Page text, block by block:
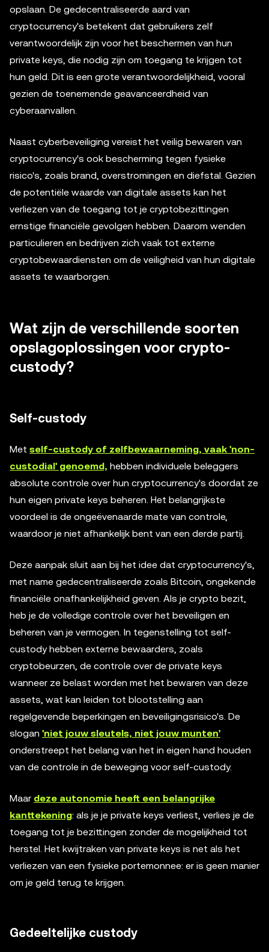
opslaan. De gedecentraliseerde aard van
cryptocurrency's betekent dat gebruikers zelf
verantwoordelijk zijn voor het beschermen van hun
private keys, die nodig zijn om toegang te krijgen tot
hun geld. Dit is een grote verantwoordelijkheid, vooral
gezien de toenemende geavanceerdheid van
cyberaanvallen.
Naast cyberbeveiliging vereist het veilig bewaren van
cryptocurrency's ook bescherming tegen fysieke
risico's, zoals brand, overstromingen en diefstal. Gezien
de potentiële waarde van digitale assets kan het
verliezen van de toegang tot je cryptobezittingen
ernstige financiële gevolgen hebben. Daarom wenden
particulieren en bedrijven zich vaak tot externe
cryptobewaardiensten om de veiligheid van hun digitale
assets te waarborgen.
Wat zijn de verschillende soorten
opslagoplossingen voor crypto-
custody?
Self-custody
Met self-custody of zelfbewaarneming, vaak 'non-
custodial' genoemd, hebben individuele beleggers
absolute controle over hun cryptocurrency's doordat ze
hun eigen private keys beheren. Het belangrijkste
voordeel is de ongeëvenaarde mate van controle,
waardoor je niet afhankelijk bent van een derde partij.
Deze aanpak sluit aan bij het idee dat cryptocurrency's,
met name gedecentraliseerde zoals Bitcoin, ongekende
financiële onafhankelijkheid geven. Als je crypto bezit,
heb je de volledige controle over het beveiligen en
beheren van je vermogen. In tegenstelling tot self-
custody hebben externe bewaarders, zoals
cryptobeurzen, de controle over de private keys
wanneer ze belast worden met het bewaren van deze
assets, wat kan leiden tot blootstelling aan
regelgevende beperkingen en beveiligingsrisico's. De
slogan 'niet jouw sleutels, niet jouw munten'
onderstreept het belang van het in eigen hand houden
van de controle in de beweging voor self-custody.
Maar deze autonomie heeft een belangrijke
kanttekening: als je je private keys verliest, verlies je de
toegang tot je bezittingen zonder de mogelijkheid tot
herstel. Het kwijtraken van private keys is net als het
verliezen van een fysieke portemonnee: er is geen manier
om je geld terug te krijgen.
Gedeeltelijke custody